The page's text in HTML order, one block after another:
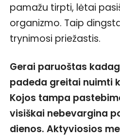
pamažu tirpti, lėtai
organizmo. Taip
trynimosi priežastis.
Gerai paruoštas
padeda greitai nuimti
Kojos tampa
visiškai nebevargina
dienos. Aktyviosios